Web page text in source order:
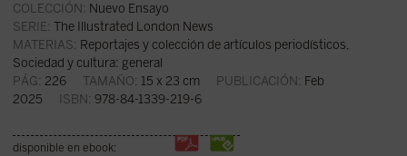
COLECCIÓN: Nuevo Ensayo
SERIE: The Illustrated London News
MATERIAS: Reportajes y colección de artículos periodísticos,
Sociedad y cultura: general
PÁG: 226 TAMAÑO: 15 x 23 cm PUBLICACIÓN: Feb
2025 ISBN: 978-84-1339-219-6
disponible en ebook: